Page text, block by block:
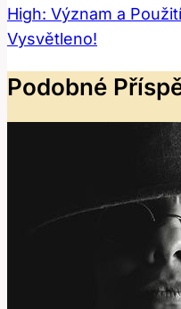
High: Význam a
Vysvětleno!
Podobné